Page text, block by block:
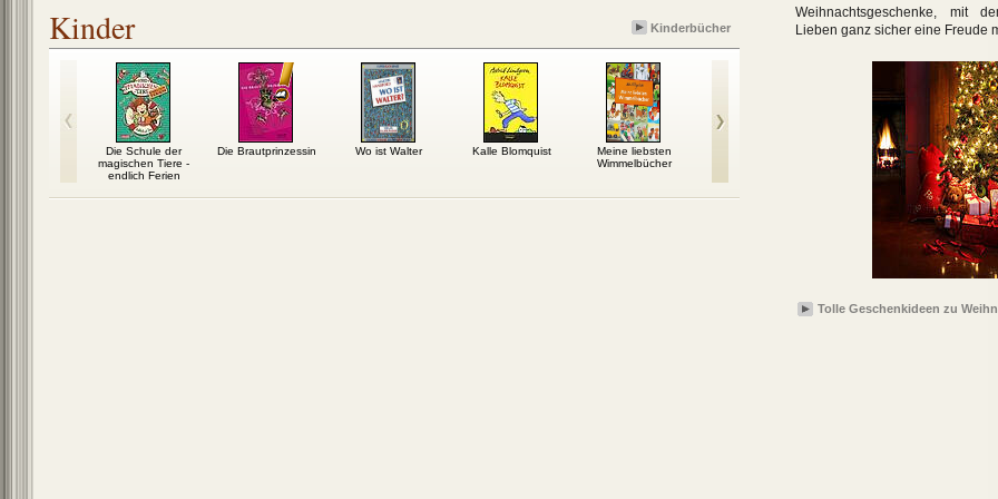
Kinder Kinderbücher
Die Schule der
magischen Tiere -
endlich Ferien
Die Brautprinzessin Wo ist Walter Kalle Blomquist
Meine liebsten
Wimmelbücher
Die neugierige kleine
Hexe
Weihnachtsgeschenke, mit
Lieben ganz sicher eine Freude
Tolle Geschenkideen zu